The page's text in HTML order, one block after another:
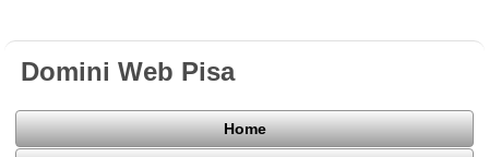
Domini Web Pisa
Home